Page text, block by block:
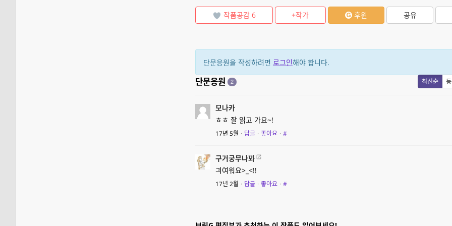
작품공감 6 +작가 후원 공유
단문응원을 작성하려면 로그인해야 합니다.
최신순
단문응원 2
모나카
ㅎㅎ 잘 읽고 가요~!
17년 5월 · 답글 · 좋아요 · #
구거궁무나꽈
긔여워요>_<!!
17년 2월 · 답글 · 좋아요 · #